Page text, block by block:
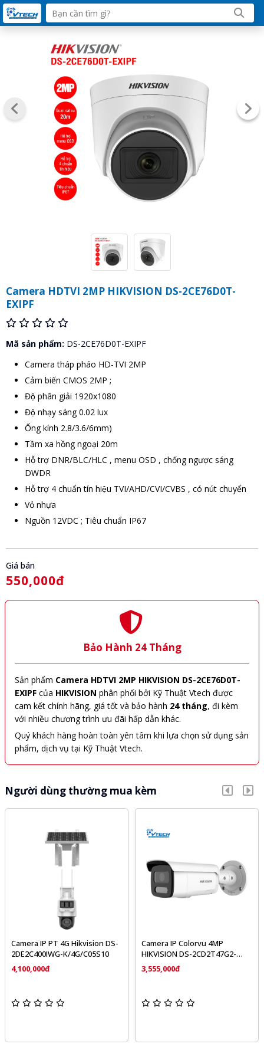
Camera HDTVI 2MP HIKVISION DS-2CE76D0T-
EXIPF
Mã sản phẩm: DS-2CE76D0T-EXIPF
Camera tháp pháo HD-TVI 2MP
Cảm biến CMOS 2MP ;
Độ phân giải 1920x1080
Độ nhạy sáng 0.02 lux
Ống kính 2.8/3.6/6mm)
Tầm xa hồng ngoại 20m
Hỗ trợ DNR/BLC/HLC , menu OSD , chống ngược sáng
DWDR
Hỗ trợ 4 chuẩn tín hiệu TVI/AHD/CVI/CVBS , có nút chuyển
Vỏ nhựa
Nguồn 12VDC ; Tiêu chuẩn IP67
Giá bán
550,000đ
Bảo Hành 24 Tháng
Sản phẩm Camera HDTVI 2MP HIKVISION DS-2CE76D0T-
EXIPF của HIKVISION phân phối bởi Kỹ Thuật Vtech được
cam kết chính hãng, giá tốt và bảo hành 24 tháng, đi kèm
với nhiều chương trình ưu đãi hấp dẫn khác.
Quý khách hàng hoàn toàn yên tâm khi lựa chọn sử dụng sản
phẩm, dịch vụ tại Kỹ Thuật Vtech.
Người dùng thường mua kèm
Camera IP PT 4G Hikvision DS-
2DE2C400IWG-K/4G/C05S10
4,100,000đ
Camera IP Colorvu 4MP
HIKVISION DS-2CD2T47G2-
LSU/SL
3,555,000đ